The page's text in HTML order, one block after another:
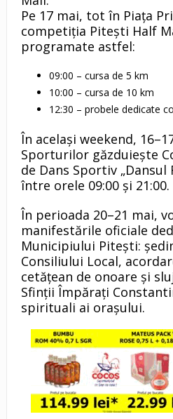
Pe 17 mai, tot în Piața
competiția Pitești Half
programate astfel:
09:00 – cursa de 5 km
10:00 – cursa de 10 km
12:30 – probele dedicate
În același weekend,
Sporturilor găzduiește
de Dans Sportiv
între orele 09:00 și 21:00.
În perioada 20–21 mai,
manifestările oficiale
Municipiului Pitești:
Consiliului Local,
cetățean de onoare și
Sfinții Împărați
spirituali ai orașului.